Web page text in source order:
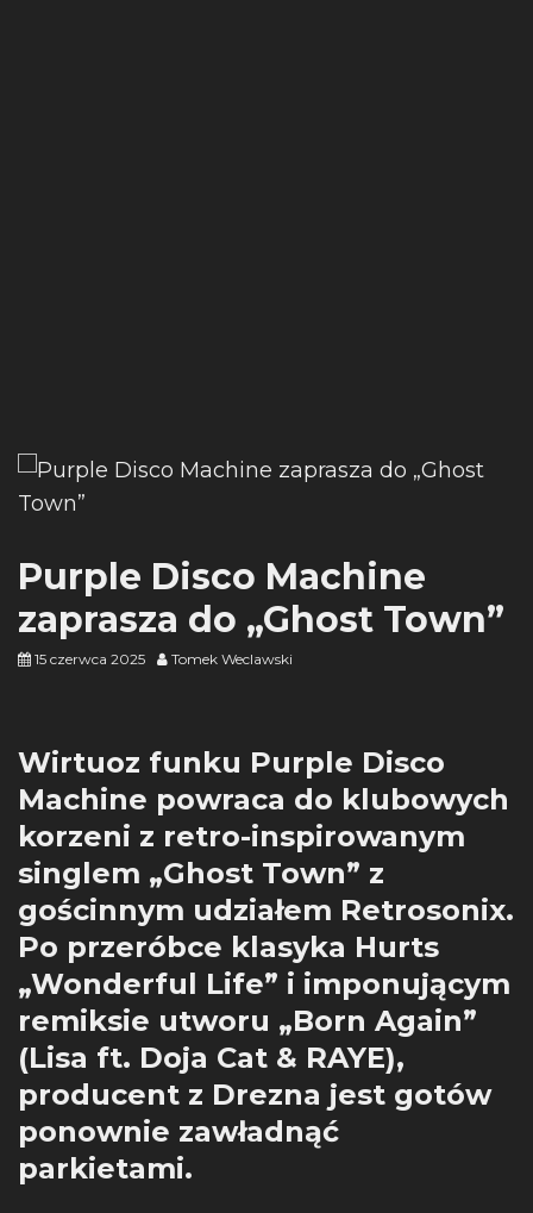
Purple Disco Machine
zaprasza do „Ghost Town”
15 czerwca 2025 Tomek Weclawski
Wirtuoz funku Purple Disco
Machine powraca do klubowych
korzeni z retro-inspirowanym
singlem „Ghost Town” z
gościnnym udziałem Retrosonix.
Po przeróbce klasyka Hurts
„Wonderful Life” i imponującym
remiksie utworu „Born Again”
(Lisa ft. Doja Cat & RAYE),
producent z Drezna jest gotów
ponownie zawładnąć
parkietami.